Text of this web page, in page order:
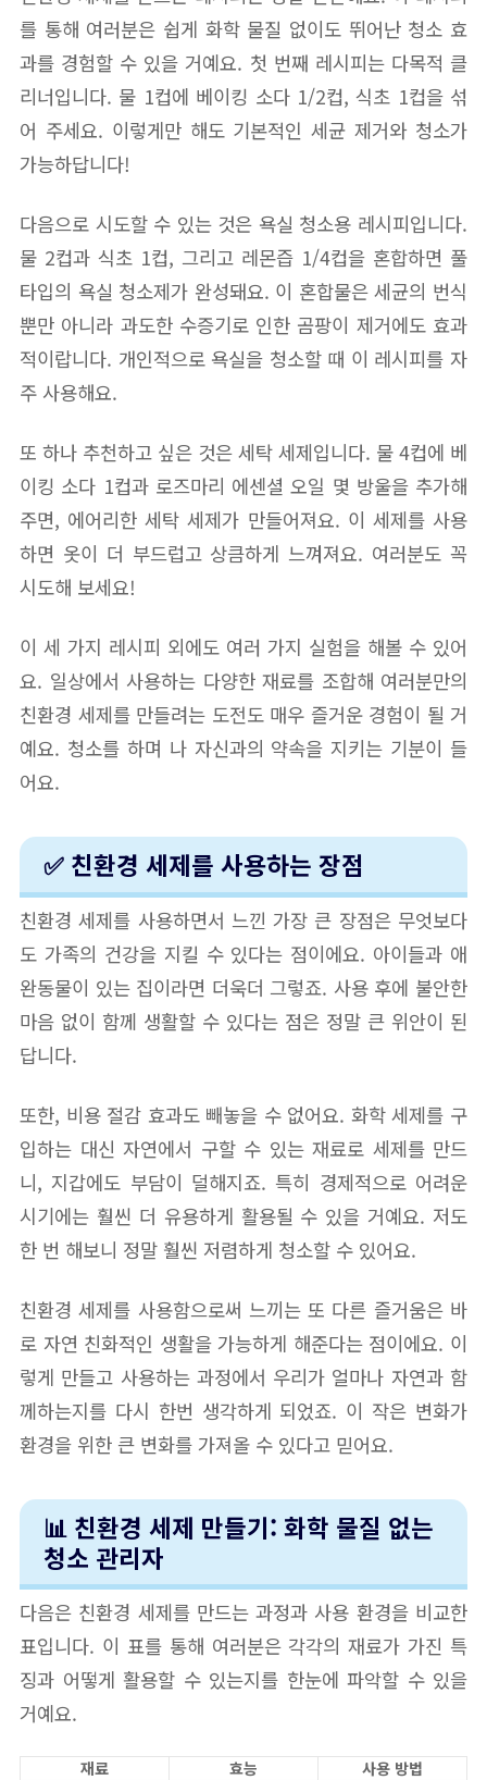
를 통해 여러분은 쉽게 화학 물질 없이도 뛰어난 청소 효
과를 경험할 수 있을 거예요. 첫 번째 레시피는 다목적 클
리너입니다. 물 1컵에 베이킹 소다 1/2컵, 식초 1컵을 섞
어 주세요. 이렇게만 해도 기본적인 세균 제거와 청소가
가능하답니다!
다음으로 시도할 수 있는 것은 욕실 청소용 레시피입니다.
물 2컵과 식초 1컵, 그리고 레몬즙 1/4컵을 혼합하면 풀
타입의 욕실 청소제가 완성돼요. 이 혼합물은 세균의 번식
뿐만 아니라 과도한 수증기로 인한 곰팡이 제거에도 효과
적이랍니다. 개인적으로 욕실을 청소할 때 이 레시피를 자
주 사용해요.
또 하나 추천하고 싶은 것은 세탁 세제입니다. 물 4컵에 베
이킹 소다 1컵과 로즈마리 에센셜 오일 몇 방울을 추가해
주면, 에어리한 세탁 세제가 만들어져요. 이 세제를 사용
하면 옷이 더 부드럽고 상큼하게 느껴져요. 여러분도 꼭
시도해 보세요!
이 세 가지 레시피 외에도 여러 가지 실험을 해볼 수 있어
요. 일상에서 사용하는 다양한 재료를 조합해 여러분만의
친환경 세제를 만들려는 도전도 매우 즐거운 경험이 될 거
예요. 청소를 하며 나 자신과의 약속을 지키는 기분이 들
어요.
✅ 친환경 세제를 사용하는 장점
친환경 세제를 사용하면서 느낀 가장 큰 장점은 무엇보다
도 가족의 건강을 지킬 수 있다는 점이에요. 아이들과 애
완동물이 있는 집이라면 더욱더 그렇죠. 사용 후에 불안한
마음 없이 함께 생활할 수 있다는 점은 정말 큰 위안이 된
답니다.
또한, 비용 절감 효과도 빼놓을 수 없어요. 화학 세제를 구
입하는 대신 자연에서 구할 수 있는 재료로 세제를 만드
니, 지갑에도 부담이 덜해지죠. 특히 경제적으로 어려운
시기에는 훨씬 더 유용하게 활용될 수 있을 거예요. 저도
한 번 해보니 정말 훨씬 저렴하게 청소할 수 있어요.
친환경 세제를 사용함으로써 느끼는 또 다른 즐거움은 바
로 자연 친화적인 생활을 가능하게 해준다는 점이에요. 이
렇게 만들고 사용하는 과정에서 우리가 얼마나 자연과 함
께하는지를 다시 한번 생각하게 되었죠. 이 작은 변화가
환경을 위한 큰 변화를 가져올 수 있다고 믿어요.
📊 친환경 세제 만들기: 화학 물질 없는
청소 관리자
다음은 친환경 세제를 만드는 과정과 사용 환경을 비교한
표입니다. 이 표를 통해 여러분은 각각의 재료가 가진 특
징과 어떻게 활용할 수 있는지를 한눈에 파악할 수 있을
거예요.
재료 효능
사용 방법